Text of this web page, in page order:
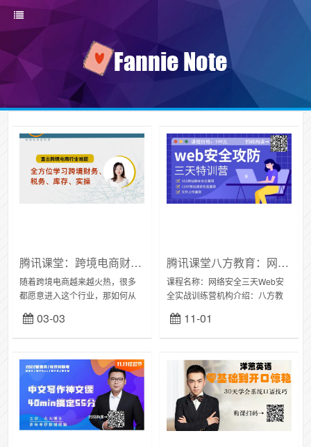
腾讯课堂：跨境电商财税课程（基础），为你职场助力
随着跨境电商越来越火热，很多
都愿意进入这个行业，那如何从
了。下面给大家推荐腾讯课堂的
跨境电商财税课程（基础）课
03-03
腾讯课堂八方教育：网络安全三天Web安全实战训练营
课程名称：网络安全三天Web安
全实战训练营机构介绍：八方教
牌！师资介绍：无涯老师-在线教
育从业6年，资深教务，运营人，
11-01